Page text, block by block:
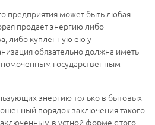
предприятия может быть любая
продает энергию либо
либо купленную ею у
обязательно должна иметь
государственным
энергию только в бытовых
порядок заключения такого
в устной форме с того